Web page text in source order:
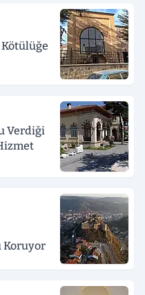
Kötülüğe
Verdiği
Koruyor